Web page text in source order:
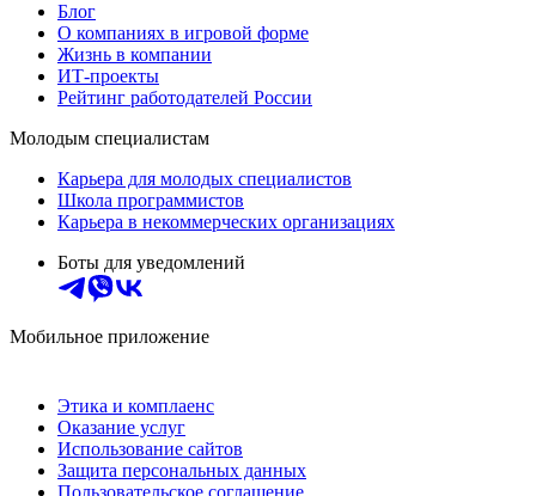
Блог
О компаниях в игровой форме
Жизнь в компании
ИТ-проекты
Рейтинг работодателей России
Молодым специалистам
Карьера для молодых специалистов
Школа программистов
Карьера в некоммерческих организациях
Боты для уведомлений
Мобильное приложение
Этика и комплаенс
Оказание услуг
Использование сайтов
Защита персональных данных
Пользовательское соглашение